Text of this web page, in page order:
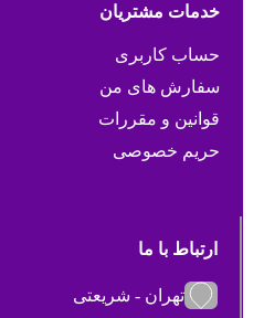
خدمات مشتریان
حساب کاربری
سفارش های من
قوانین و مقررات
حریم خصوصی
ارتباط با ما
تهران - شریعتی